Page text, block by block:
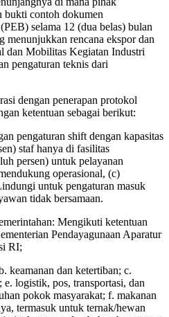
bukti contoh dokumen
selama 12 (dua belas) bulan
menunjukkan rencana ekspor dan
dan Mobilitas Kegiatan Industri
pengaturan teknis dari
dengan penerapan protokol
ketentuan sebagai berikut:
pengaturan shift dengan kapasitas
staf hanya di fasilitas
persen) untuk pelayanan
operasional, (c)
untuk pengaturan masuk
tidak bersamaan.
Mengikuti ketentuan
Pendayagunaan Aparatur
RI;
keamanan dan ketertiban; c.
e. logistik, pos, transportasi, dan
pokok masyarakat; f. makanan
termasuk untuk ternak/hewan